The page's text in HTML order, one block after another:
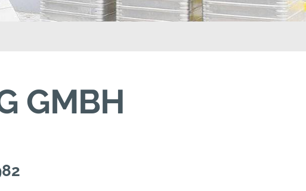
GMBH